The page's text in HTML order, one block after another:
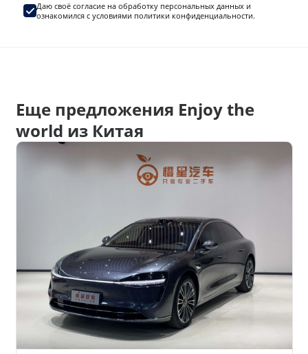
Даю своё согласие на обработку персональных данныхи
ознакомился с условиями политики конфиденциальности.
Еще предложения Enjoy the
world из Китая